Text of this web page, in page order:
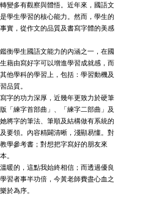
變多有觀察與體悟。近年來，國語文
學生學習的核心能力。然而，學生的
實，從作文的品質及書寫字體的美感
衡學生國語文能力的內涵之一，在國
藉由寫好字可以增進學習成就感，而
他學科的學習上，包括：學習動機及
品質。
字的功力深厚，近幾年更致力於硬筆
「練字首部曲」、「練字二部曲」及
將字的筆法、筆順及結構做有系統的
要領。內容精闢清晰，淺顯易懂。對
學參考書；對想把字寫好的朋友來
。
暖的，這點我始終相信；而透過優良
習者事半功倍，今黃老師費盡心血之
於為序。